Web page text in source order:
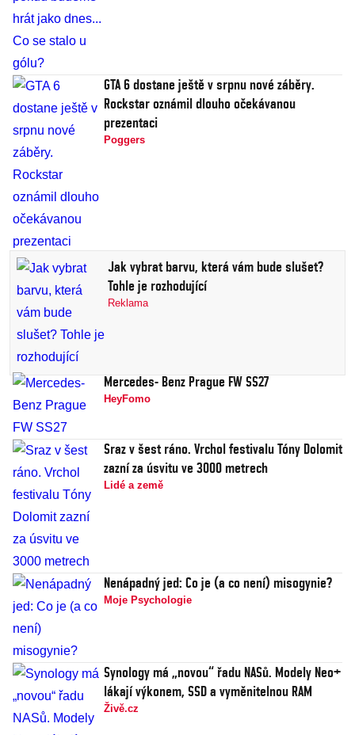
GTA 6 dostane ještě v srpnu nové záběry.
Rockstar oznámil dlouho očekávanou
prezentaci
Poggers
Jak vybrat barvu, která vám bude slušet?
Tohle je rozhodující
Reklama
Mercedes- Benz Prague FW SS27
HeyFomo
Sraz v šest ráno. Vrchol festivalu Tóny Dolomit
zazní za úsvitu ve 3000 metrech
Lidé a země
Nenápadný jed: Co je (a co není) misogynie?
Moje Psychologie
Synology má „novou“ řadu NASů. Modely Neo+
lákají výkonem, SSD a vyměnitelnou RAM
Živě.cz